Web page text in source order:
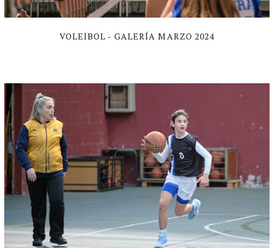
VOLEIBOL - GALERÍA MARZO 2024